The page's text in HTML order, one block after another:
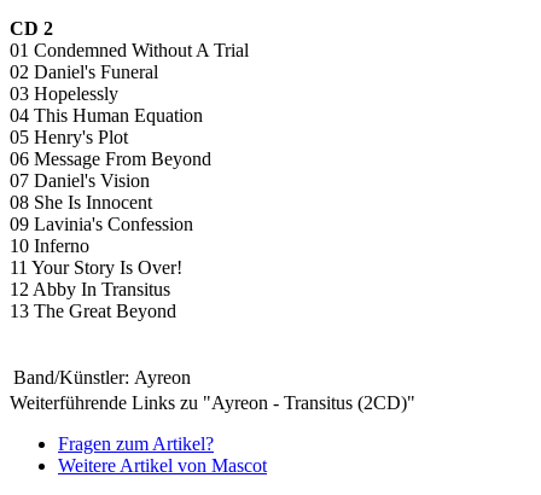
CD 2
01 Condemned Without A Trial
02 Daniel's Funeral
03 Hopelessly
04 This Human Equation
05 Henry's Plot
06 Message From Beyond
07 Daniel's Vision
08 She Is Innocent
09 Lavinia's Confession
10 Inferno
11 Your Story Is Over!
12 Abby In Transitus
13 The Great Beyond
Band/Künstler: Ayreon
Weiterführende Links zu "Ayreon - Transitus (2CD)"
Fragen zum Artikel?
Weitere Artikel von Mascot